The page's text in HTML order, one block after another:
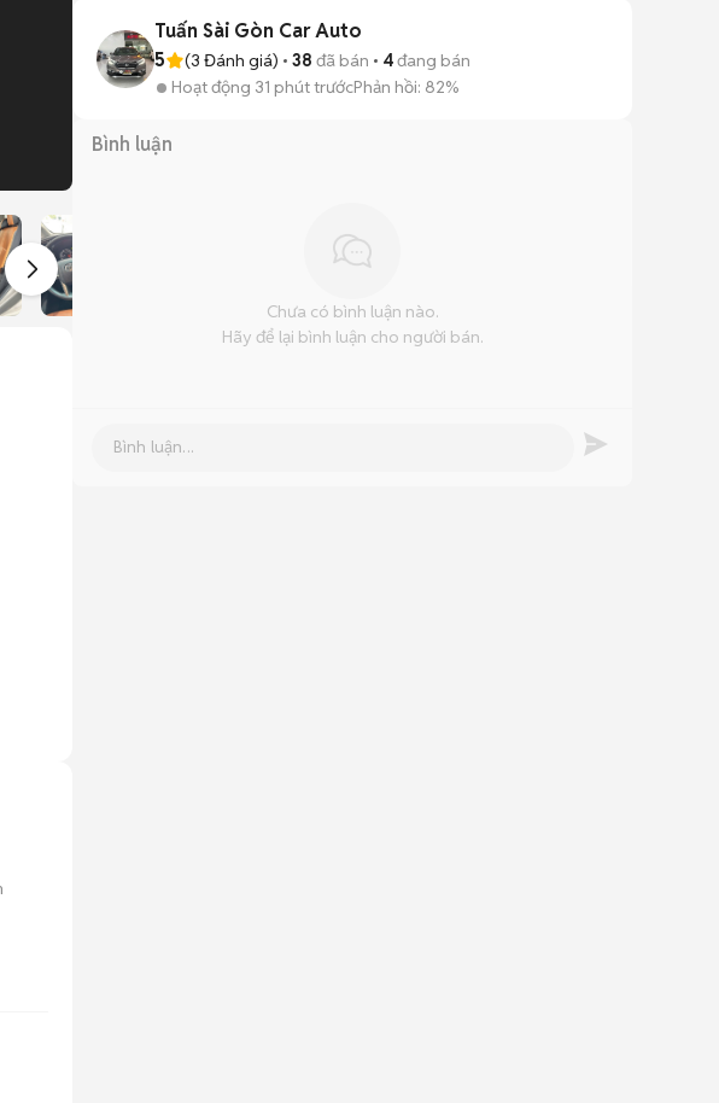
Tuấn Sài Gòn Car Auto
5
(3 Đánh giá) 38 đã bán 4đang bán
Hoạt động 31 phút trướcPhản hồi: 82%
Bình luận
Chưa có bình luận nào.
Hãy để lại bình luận cho người bán.